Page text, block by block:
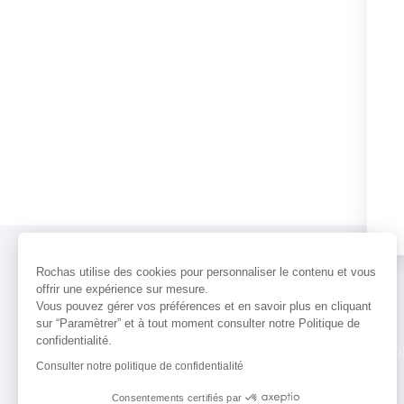
Rochas utilise des cookies pour personnaliser le contenu et vous
offrir une expérience sur mesure.
Vous pouvez gérer vos préférences et en savoir plus en cliquant
sur “Paramètrer” et à tout moment consulter notre Politique de
confidentialité.
Consulter notre politique de confidentialité
Consentements certifiés par